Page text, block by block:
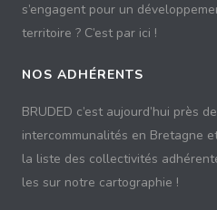
s’engagent pour un
territoire ? C’est par ici !
NOS ADHÉRENTS
BRUDED c’est aujourd’hui près
intercommunalités en Bretagne
la liste des collectivités
les sur notre cartographie !